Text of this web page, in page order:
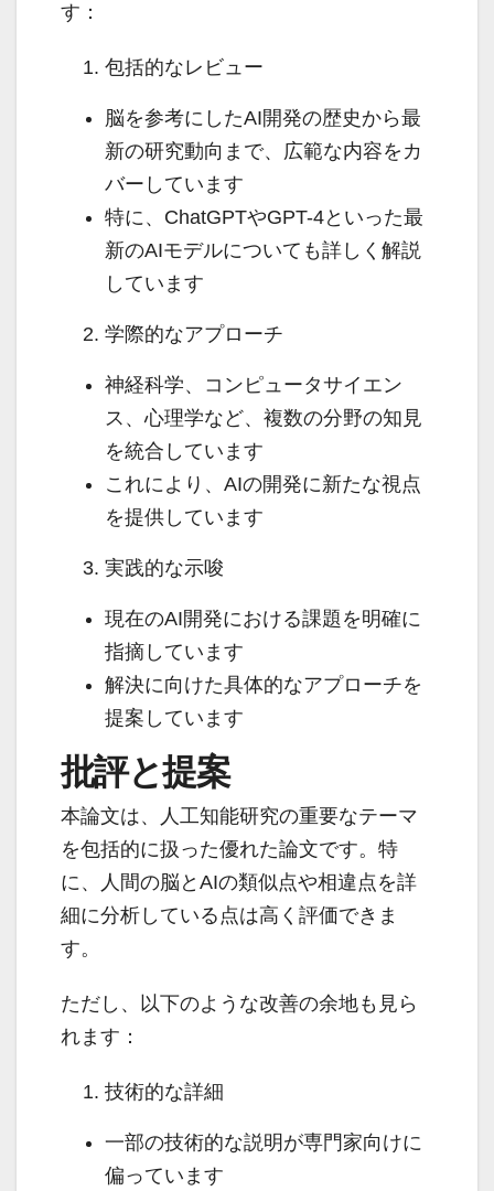
す：
包括的なレビュー
脳を参考にしたAI開発の歴史から最
新の研究動向まで、広範な内容をカ
バーしています
特に、ChatGPTやGPT-4といった最
新のAIモデルについても詳しく解説
しています
学際的なアプローチ
神経科学、コンピュータサイエン
ス、心理学など、複数の分野の知見
を統合しています
これにより、AIの開発に新たな視点
を提供しています
実践的な示唆
現在のAI開発における課題を明確に
指摘しています
解決に向けた具体的なアプローチを
提案しています
批評と提案
本論文は、人工知能研究の重要なテーマ
を包括的に扱った優れた論文です。特
に、人間の脳とAIの類似点や相違点を詳
細に分析している点は高く評価できま
す。
ただし、以下のような改善の余地も見ら
れます：
技術的な詳細
一部の技術的な説明が専門家向けに
偏っています